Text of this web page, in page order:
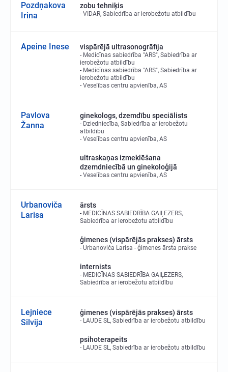
Pozdņakova
Irina
zobu tehniķis
VIDAR, Sabiedrība ar ierobežotu atbildību
Apeine Inese vispārējā ultrasonogrāfija
Medicīnas sabiedrība "ARS", Sabiedrība ar
ierobežotu atbildību
Medicīnas sabiedrība "ARS", Sabiedrība ar
ierobežotu atbildību
Veselības centru apvienība, AS
Pavlova
Žanna
ginekologs, dzemdību speciālists
Dziedniecība, Sabiedrība ar ierobežotu
atbildību
Veselības centru apvienība, AS
ultraskaņas izmeklēšana
dzemdniecībā un ginekoloģijā
Veselības centru apvienība, AS
Urbanoviča
Larisa
ārsts
MEDICĪNAS SABIEDRĪBA GAIĻEZERS,
Sabiedrība ar ierobežotu atbildību
ģimenes (vispārējās prakses) ārsts
Urbanoviča Larisa - ģimenes ārsta prakse
internists
MEDICĪNAS SABIEDRĪBA GAIĻEZERS,
Sabiedrība ar ierobežotu atbildību
Lejniece
Silvija
ģimenes (vispārējās prakses) ārsts
LAUDE SL, Sabiedrība ar ierobežotu atbildību
psihoterapeits
LAUDE SL, Sabiedrība ar ierobežotu atbildību